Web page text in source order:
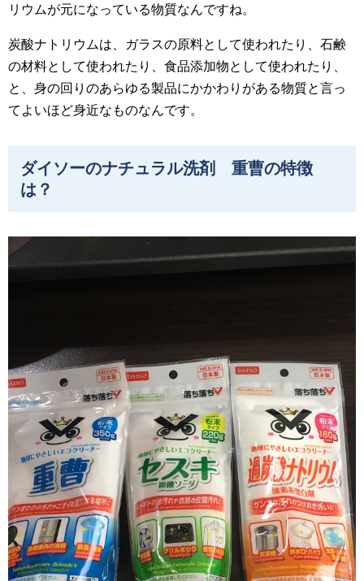
リウムが元になっている物質なんですね。
炭酸ナトリウムは、ガラスの原料として使われたり、石鹸
の材料として使われたり、食品添加物として使われたり、
と、身の回りのあらゆる製品にかかわりがある物質と言っ
てよいほど身近なものなんです。
ダイソーのナチュラル洗剤 重曹の特徴
は？